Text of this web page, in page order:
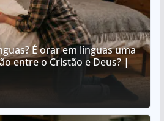
É orar em línguas uma
entre o Cristão e Deus? |